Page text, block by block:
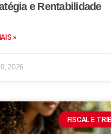
e Rentabilidade
»
2026
FISCAL E